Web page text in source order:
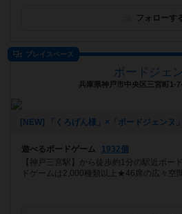
フォローす
プレイスペース
ボードジェ
兵庫県神戸市中央区三宮町1-
遊べるボードゲーム
1932個
【神戸三宮駅】から徒歩約1分の駅近ボ
ドゲームは2,000種類以上★46席の広々